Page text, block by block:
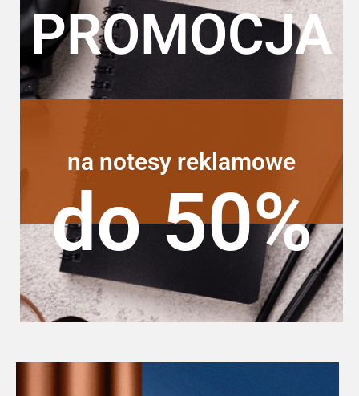
PROMOCJA
na notesy reklamowe
do 50%